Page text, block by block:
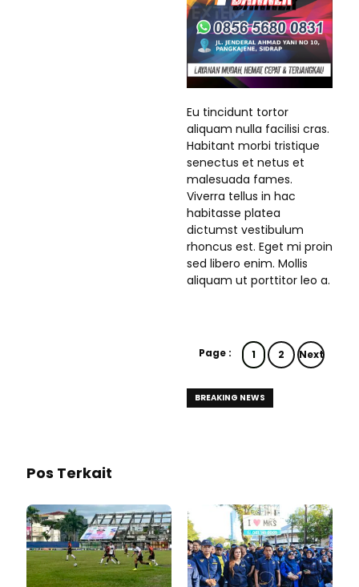
Eu tincidunt tortor
aliquam nulla facilisi cras.
Habitant morbi tristique
senectus et netus et
malesuada fames.
Viverra tellus in hac
habitasse platea
dictumst vestibulum
rhoncus est. Eget mi proin
sed libero enim. Mollis
aliquam ut porttitor leo a.
Page : 1 2 Next
BREAKING NEWS
Pos Terkait